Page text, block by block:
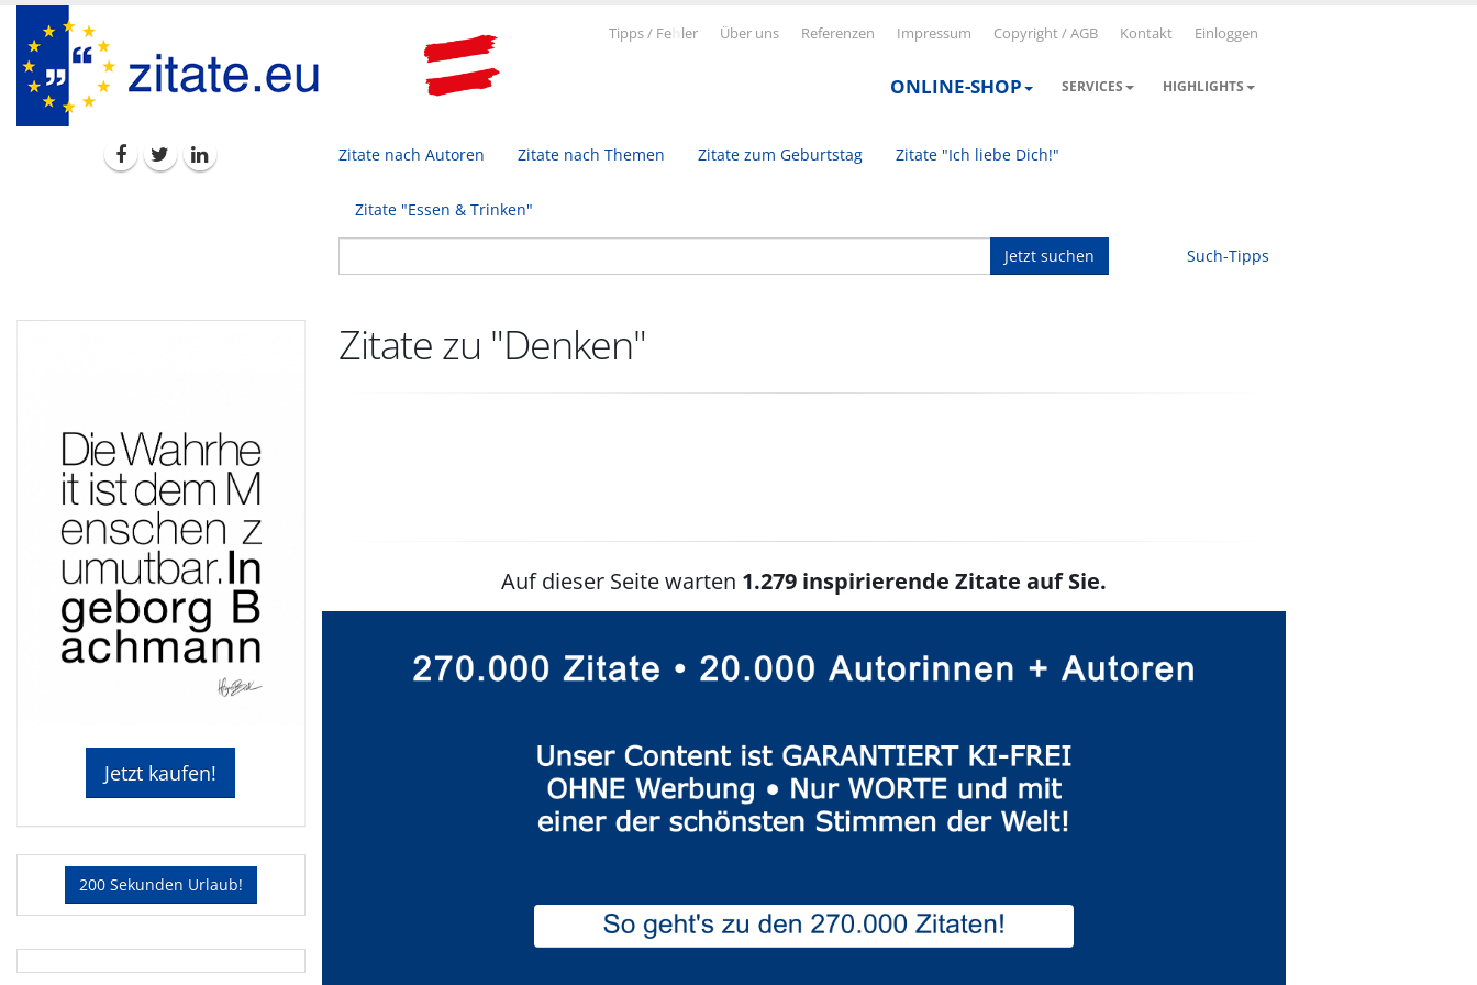
Tipps / Fe ler Über uns Referenzen Impressum Copyright / AGB Kontakt Einloggen
ONLINE-SHOP SERVICES HIGHLIGHTS
Zitate nach Autoren Zitate nach Themen Zitate zum Geburtstag Zitate "Ich liebe Dich!"
Zitate "Essen & Trinken"
Jetzt suchen Such-Tipps
Jetzt kaufen!
200 Sekunden Urlaub!
Zitate zu "Denken"
Auf dieser Seite warten 1.279 inspirierende Zitate auf Sie.